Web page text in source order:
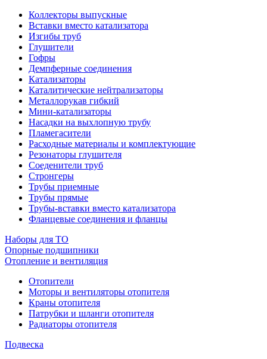
Коллекторы выпускные
Вставки вместо катализатора
Изгибы труб
Глушители
Гофры
Демпферные соединения
Катализаторы
Каталитические нейтрализаторы
Металлорукав гибкий
Мини-катализаторы
Насадки на выхлопную трубу
Пламегасители
Расходные материалы и комплектующие
Резонаторы глушителя
Соеденители труб
Стронгеры
Трубы приемные
Трубы прямые
Трубы-вставки вместо катализатора
Фланцевые соединения и фланцы
Наборы для ТО
Опорные подшипники
Отопление и вентиляция
Отопители
Моторы и вентиляторы отопителя
Краны отопителя
Патрубки и шланги отопителя
Радиаторы отопителя
Подвеска